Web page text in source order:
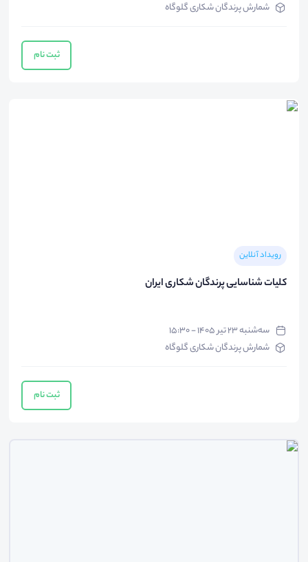
شمارش پرندگان شکاری گلوگاه
ثبت نام
رویداد آنلاین
کلیات شناسایی پرندگان شکاری ایران
سه‌شنبه ۲۳ تیر ۱۴۰۵ - ۱۵:۳۰
شمارش پرندگان شکاری گلوگاه
ثبت نام